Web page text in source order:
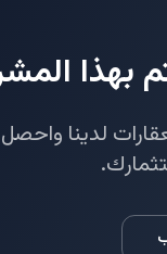
بهذا
لدينا